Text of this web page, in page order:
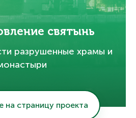
святынь
разрушенные храмы и
на страницу проекта